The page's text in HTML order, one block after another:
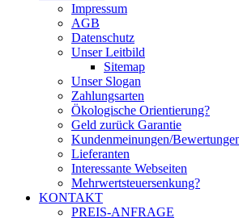
Impressum
AGB
Datenschutz
Unser Leitbild
Sitemap
Unser Slogan
Zahlungsarten
Ökologische Orientierung?
Geld zurück Garantie
Kundenmeinungen/
Lieferanten
Interessante Webseiten
Mehrwertsteuersenkung?
KONTAKT
PREIS-ANFRAGE